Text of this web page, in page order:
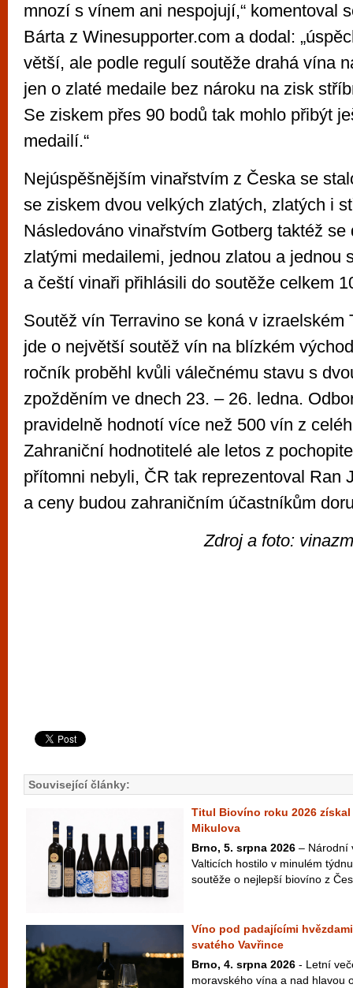
mnozí s vínem ani nespojují,“ komentoval
Bárta z Winesupporter.com a dodal:
větší, ale podle regulí soutěže drahá vína
jen o zlaté medaile bez nároku na zisk
Se ziskem přes 90 bodů tak mohlo přibýt
medailí.“
Nejúspěšnějším vinařstvím z Česka se
se ziskem dvou velkých zlatých, zlatých i
Následováno vinařstvím Gotberg taktéž se
zlatými medailemi, jednou zlatou a jednou
a čeští vinaři přihlásili do soutěže celkem
Soutěž vín Terravino se koná v izraelském
jde o největší soutěž vín na blízkém
ročník proběhl kvůli válečnému stavu s
zpožděním ve dnech 23. – 26. ledna.
pravidelně hodnotí více než 500 vín z
Zahraniční hodnotitelé ale letos z
přítomni nebyli, ČR tak reprezentoval Ran
a ceny budou zahraničním účastníkům
Zdroj a foto:
Související články:
Titul Biovíno roku 2026
Mikulova
Brno, 5. srpna 2026 – Národní
Valticích hostilo v minulém
soutěže o nejlepší biovíno z
Víno pod padajícími
svatého Vavřince
Brno, 4. srpna 2026 - Letní
moravského vína a nad hlavou